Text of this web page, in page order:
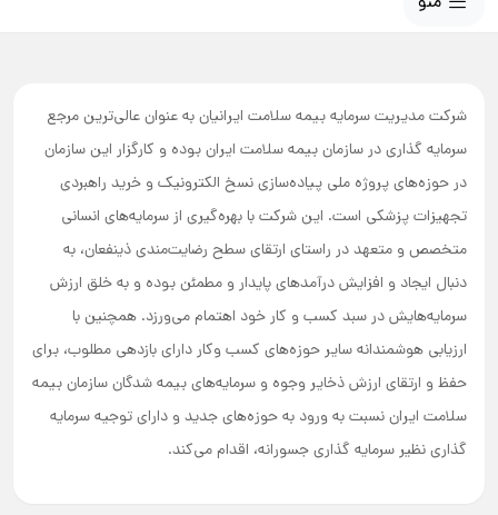
شرکت مدیریت سرمایه بیمه سلامت ایرانیان به عنوان عالی‌ترین مرجع
سرمایه گذاری در سازمان بیمه سلامت ایران بوده و کارگزار این سازمان
در حوزه‌های پروژه ملی پیاده‌سازی نسخ الکترونیک و خرید راهبردی
تجهیزات پزشکی است. این شرکت با بهره‌گیری از سرمایه‌های انسانی
متخصص و متعهد در راستای ارتقای سطح رضایت‌مندی ذینفعان، به
دنبال ایجاد و افزایش درآمدهای پایدار و مطمئن بوده و به خلق ارزش
سرمایه‌هایش در سبد کسب و کار خود اهتمام می‌ورزد. همچنین با
ارزیابی هوشمندانه سایر حوزه‌های کسب وکار دارای بازدهی مطلوب، برای
حفظ و ارتقای ارزش ذخایر وجوه و سرمایه‌های بیمه شدگان سازمان بیمه
سلامت ایران نسبت به ورود به حوزه‌های جدید و دارای توجیه سرمایه
گذاری نظیر سرمایه گذاری جسورانه، اقدام می‌کند.